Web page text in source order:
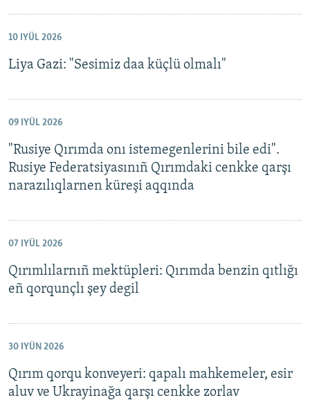
10 IYÜL 2026
Liya Gazi: "Sesimiz daa küçlü olmalı"
09 IYÜL 2026
"Rusiye Qırımda onı istemegenlerini bile edi".
Rusiye Federatsiyasınıñ Qırımdaki cenkke qarşı
narazılıqlarnen küreşi aqqında
07 IYÜL 2026
Qırımlılarnıñ mektüpleri: Qırımda benzin qıtlığı
eñ qorqunçlı şey degil
30 IYÜN 2026
Qırım qorqu konveyeri: qapalı mahkemeler, esir
aluv ve Ukrayinağa qarşı cenkke zorlav